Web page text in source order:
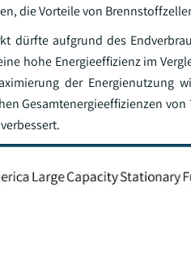
die Vorteile von
dürfte aufgrund des
hohe Energieeffizienz im
der Energienutzung
Gesamtenergieeffizienzen